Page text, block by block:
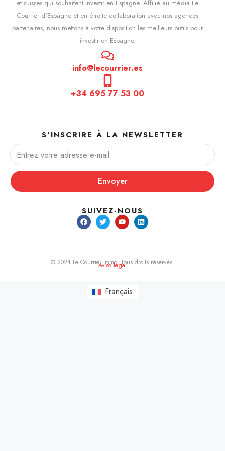
et suisses qui souhaitent investir en Espagne. Affilié au média Le
Courrier d'Espagne et en étroite collaboration avec nos agences
partenaires, nous mettons à votre disposition les meilleurs outils pour
investir en Espagne.
info@lecourrier.es
+34 695 77 53 00
S'INSCRIRE À LA NEWSLETTER
Envoyer
SUIVEZ-NOUS
© 2024 Le Courrier Immo. Tous droits réservés.
Aviso legal
Français